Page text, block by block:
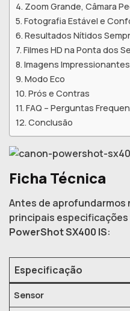
Zoom Grande, Câmara
Fotografia Estável e
Resultados Nítidos
Filmes HD na Ponta dos
Imagens
Modo Eco
Prós e Contras
FAQ – Perguntas
Conclusão
Ficha Técnica
Antes de aprofundarmos
principais
PowerShot SX400 IS:
Especificação
Sensor